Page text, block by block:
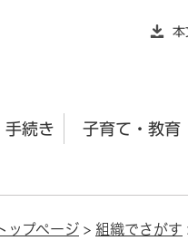
本
手続き 子育て・教育
トップページ > 組織でさがす